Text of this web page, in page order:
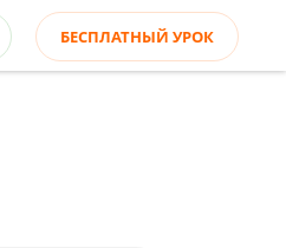
БЕСПЛАТНЫЙ УРОК